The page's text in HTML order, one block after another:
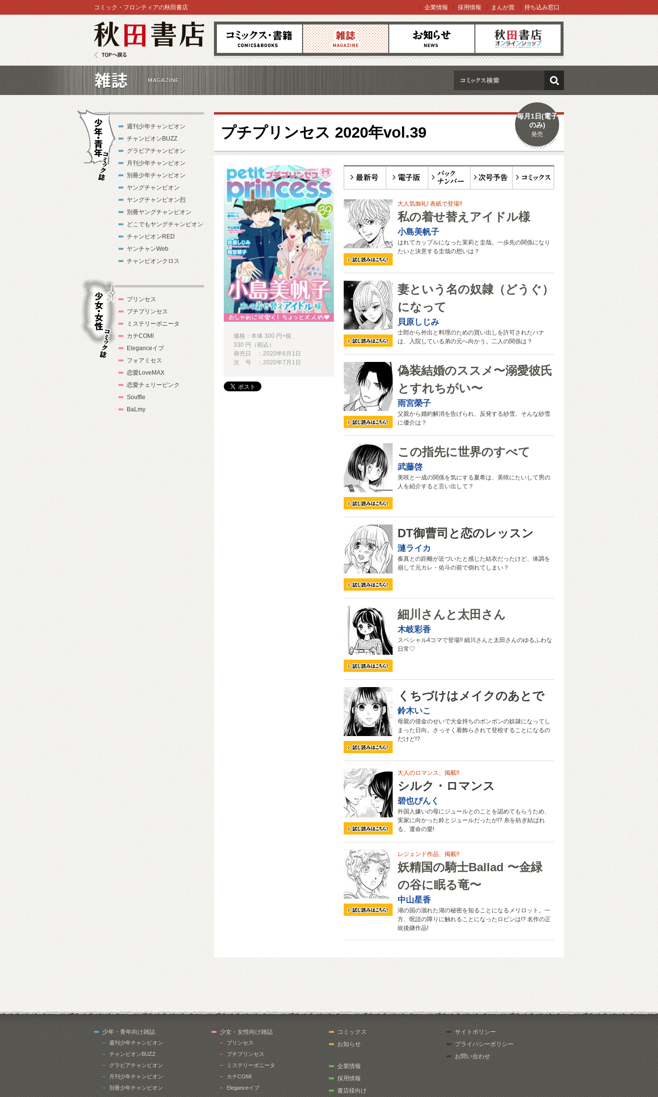
コミックス 雑誌 お知らせ オンラインショップ
コミック・フロンティアの秋田書店 企業情報 採用情報 まんが賞 持ち込み窓口
検索
プチプリンセス 2020年vol.39
毎月1日(電子
のみ)
発売
大人気御礼! 表紙で登場!!
私の着せ替えアイドル様
小島美帆子
はれてカップルになった茉莉と圭哉。一歩先の関係になり
たいと決意する圭哉の想いは？
妻という名の奴隷（どうぐ）
になって
貝原しじみ
士郎から外出と料理のための買い出しを許可されたハナ
は、入院している弟の元へ向かう。二人の関係は？
偽装結婚のススメ〜溺愛彼氏
とすれちがい〜
雨宮榮子
父親から婚約解消を告げられ、反発する紗雪。そんな紗雪
に優介は？
この指先に世界のすべて
武藤啓
美咲と一成の関係を気にする夏希は、美咲にたいして男の
人を紹介すると言い出して？
DT御曹司と恋のレッスン
漣ライカ
奏真との距離が近づいたと感じた結衣だったけど、体調を
崩して元カレ・佑斗の前で倒れてしまい？
細川さんと太田さん
木岐彩香
スペシャル4コマで登場!! 細川さんと太田さんのゆるふわな
日常♡
くちづけはメイクのあとで
鈴木いこ
母親の借金のせいで大金持ちのボンボンの奴隷になってし
まった日向。さっそく着飾らされて登校することになるの
だけど!?
大人のロマンス、掲載!!
シルク・ロマンス
碧也ぴんく
外国人嫌いの母にジュールとのことを認めてもらうため、
実家に向かった鈴とジュールだったが!? 糸を紡ぎ結ばれ
る、運命の愛!
レジェンド作品、掲載!!
妖精国の騎士Ballad 〜金緑
の谷に眠る竜〜
中山星香
湖の国の涸れた湖の秘密を知ることになるメリロット。一
方、呪詛の障りに触れることになったロビンは!? 名作の正
統後継作品!
価格：本体 300 円+税
330 円（税込）
発売日 ：2020年6月1日
次 号 ：2020年7月1日
週刊少年チャンピオン
チャンピオンBUZZ
グラビアチャンピオン
月刊少年チャンピオン
別冊少年チャンピオン
ヤングチャンピオン
ヤングチャンピオン烈
別冊ヤングチャンピオン
どこでもヤングチャンピオン
チャンピオンRED
ヤンチャンWeb
チャンピオンクロス
プリンセス
プチプリンセス
ミステリーボニータ
カチCOMI
Eleganceイブ
フォアミセス
恋愛LoveMAX
恋愛チェリーピンク
Souffle
BaLmy
少年・青年向け雑誌
週刊少年チャンピオン
チャンピオンBUZZ
グラビアチャンピオン
月刊少年チャンピオン
別冊少年チャンピオン
少女・女性向け雑誌
プリンセス
プチプリンセス
ミステリーボニータ
カチCOMI
Eleganceイブ
コミックス
お知らせ
企業情報
採用情報
書店様向け
サイトポリシー
プライバシーポリシー
お問い合わせ